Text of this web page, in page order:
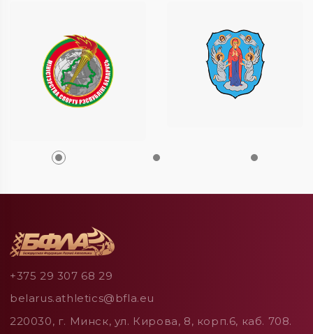
+375 29 307 68 29
belarus.athletics@bfla.eu
220030, г. Минск, ул. Кирова, 8, корп.6, каб. 708.